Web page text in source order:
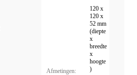
Afmetingen:
120 x
120 x
52 mm
(diepte
x
breedte
x
hoogte
)